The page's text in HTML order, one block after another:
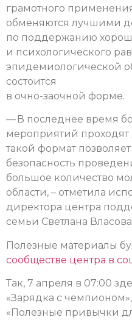
грамотного
обменяются лучшими
по поддержанию
и психологического
эпидемиологической
состоится
в очно-заочной форме.
— В последнее время
мероприятий
такой формат
безопасность
большое количество
области, – отметила
директора центра
семьи Светлана
Полезные материалы
сообществе центра в
Так, 7 апреля в 07:00
«Зарядка с
«Полезные привычки